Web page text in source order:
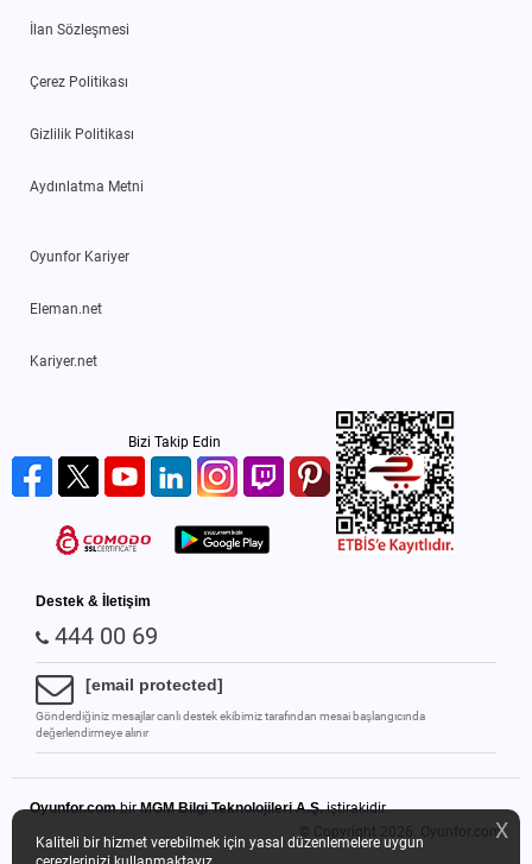
X
Kaliteli bir hizmet verebilmek için yasal düzenlemelere uygun
İlan Sözleşmesi
Çerez Politikası
Gizlilik Politikası
Aydınlatma Metni
Oyunfor Kariyer
Eleman.net
Kariyer.net
Bizi Takip Edin
Destek & İletişim
444 00 69
[email protected]
Gönderdiğiniz mesajlar canlı destek ekibimiz tarafından mesai başlangıcında
değerlendirmeye alınır
Oyunfor.combirMGM Bilgi Teknolojileri A.Ş.iştirakidir.
© Copyright 2026. Oyunfor.com